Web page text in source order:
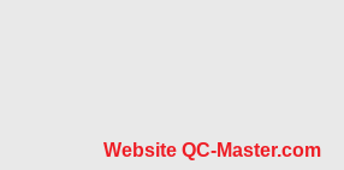
Website QC-Master.com